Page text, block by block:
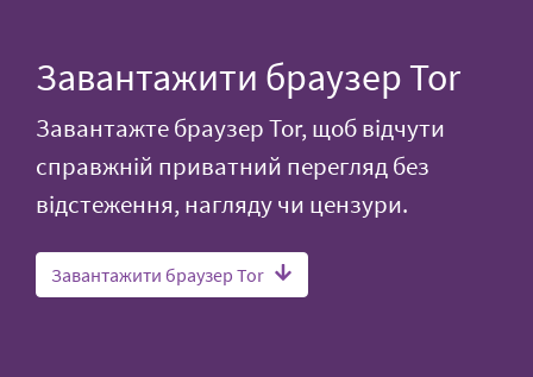
Завантажити браузер Tor
Завантажте браузер Tor, щоб відчути
справжній приватний перегляд без
відстеження, нагляду чи цензури.
Завантажити браузер Tor